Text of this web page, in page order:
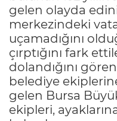
gelen olayda
merkezindeki
uçamadığını
çırptığını fark
dolandığını
belediye
gelen Bursa
ekipleri,